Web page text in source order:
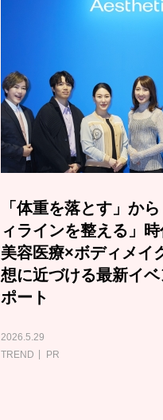
「体重を落とす」か
ィラインを整える」時
美容医療×ボディメイ
想に近づける最新イ
ポート
2026.5.29
TREND
PR